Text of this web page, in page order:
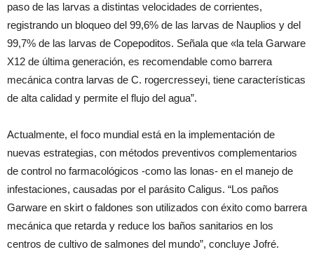
paso de las larvas a distintas velocidades de corrientes,
registrando un bloqueo del 99,6% de las larvas de Nauplios y del
99,7% de las larvas de Copepoditos. Señala que «la tela Garware
X12 de última generación, es recomendable como barrera
mecánica contra larvas de C. rogercresseyi, tiene características
de alta calidad y permite el flujo del agua”.
Actualmente, el foco mundial está en la implementación de
nuevas estrategias, con métodos preventivos complementarios
de control no farmacológicos -como las lonas- en el manejo de
infestaciones, causadas por el parásito Caligus. “Los paños
Garware en skirt o faldones son utilizados con éxito como barrera
mecánica que retarda y reduce los baños sanitarios en los
centros de cultivo de salmones del mundo”, concluye Jofré.